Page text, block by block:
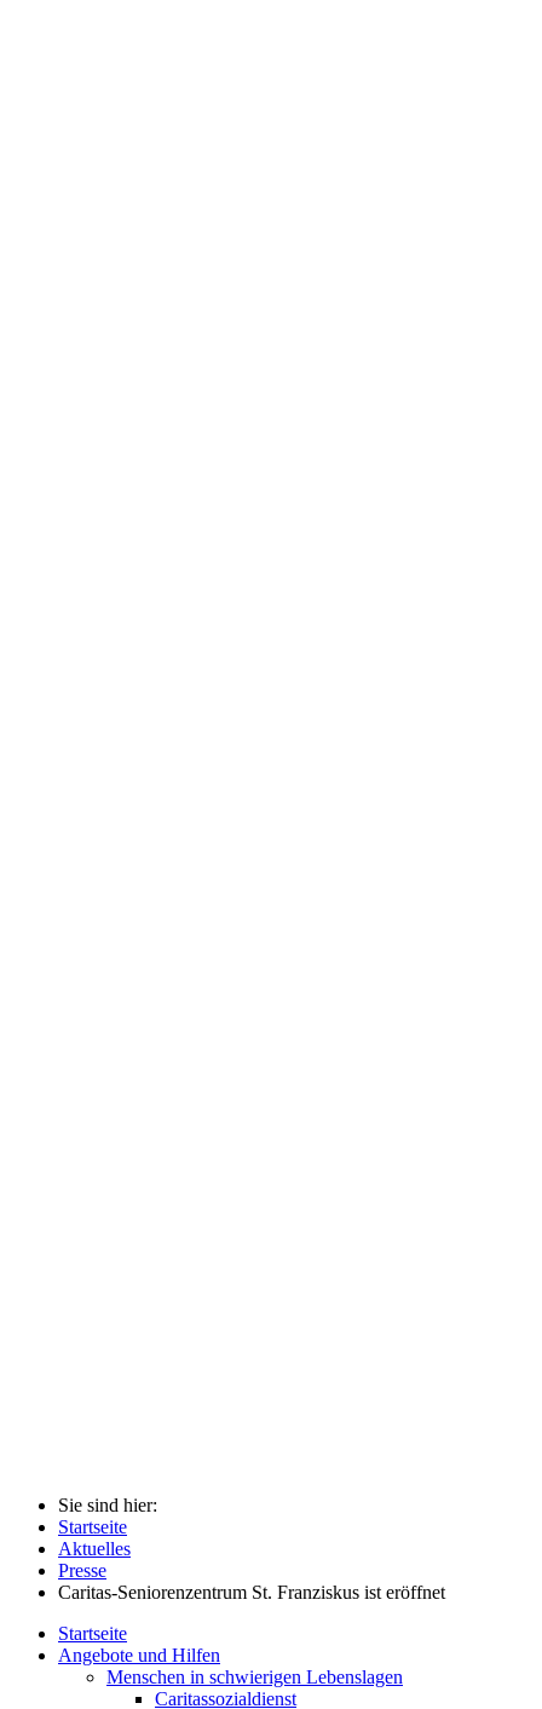
Sie sind hier:
Startseite
Aktuelles
Presse
Caritas-Seniorenzentrum St. Franziskus ist eröffnet
Startseite
Angebote und Hilfen
Menschen in schwierigen Lebenslagen
Caritassozialdienst